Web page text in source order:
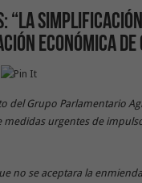
“La
económica de
del Grupo Parlamentario
medidas urgentes de
no se aceptara la